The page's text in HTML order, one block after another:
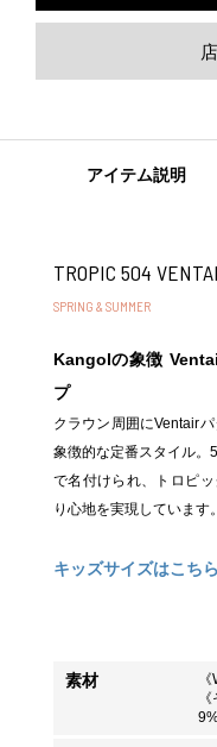
アイテム説明
TROPIC 504
SPRING & SUMMER
Kangolの象徴
プ
クラウン周囲にVentair
象徴的な定番スタイル。
で名付けられ、トロピ
り心地を実現しています。
キッズサイズはこち
素材